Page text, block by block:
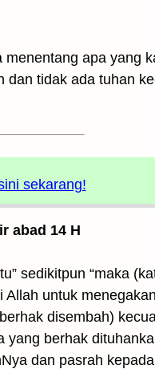
apa yang
dan tidak ada tuhan
sekarang!
abad 14 H
sedikitpun “maka
untuk
disembah)
yang berhak
dan pasrah